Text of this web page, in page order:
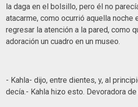
la daga en el bolsillo, pero él no
atacarme, como ocurrió aquella noche
regresar la atención a la pared, como
adoración un cuadro en un museo.
- Kahla- dijo, entre dientes, y, al
decía.- Kahla hizo esto. Devoradora